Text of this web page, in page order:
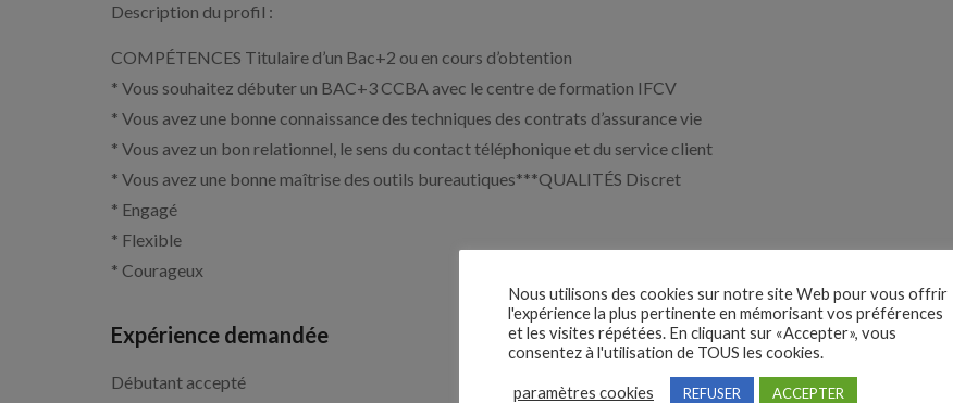
Description du profil :
COMPÉTENCES Titulaire d’un Bac+2 ou en cours d’obtention
* Vous souhaitez débuter un BAC+3 CCBA avec le centre de formation IFCV
* Vous avez une bonne connaissance des techniques des contrats d’assurance vie
* Vous avez un bon relationnel, le sens du contact téléphonique et du service client
* Vous avez une bonne maîtrise des outils bureautiques***QUALITÉS Discret
* Engagé
* Flexible
* Courageux
Expérience demandée
Débutant accepté
Nous utilisons des cookies sur notre site Web pour vous offrir
l'expérience la plus pertinente en mémorisant vos préférences
et les visites répétées. En cliquant sur «Accepter», vous
consentez à l'utilisation de TOUS les cookies.
paramètres cookies REFUSER ACCEPTER